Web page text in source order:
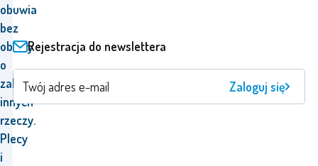
obuwia
bez
obawy
o
zabrudzenie
innych
rzeczy.
Plecy
i
Rejestracja do newslettera
Zaloguj się